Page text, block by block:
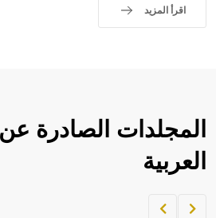
اقرأ المزيد
المجلدات الصادرة
العربية